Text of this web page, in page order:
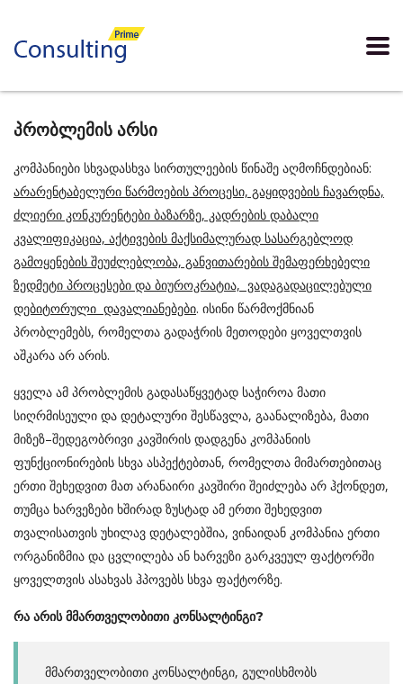
პრობლემის არსი
კომპანიები სხვადასხვა სირთულეების წინაშე აღმოჩნდებიან:
არარენტაბელური წარმოების პროცესი, გაყიდვების ჩავარდნა,
ძლიერი კონკურენტები ბაზარზე, კადრების დაბალი
კვალიფიკაცია, აქტივების მაქსიმალურად სასარგებლოდ
გამოყენების შეუძლებლობა, განვითარების შემაფერხებელი
ზედმეტი პროცესები და ბიუროკრატია, ვადაგადაცილებული
დებიტორული დავალიანებები. ისინი წარმოქმნიან
პრობლემებს, რომელთა გადაჭრის მეთოდები ყოველთვის
აშკარა არ არის.
ყველა ამ პრობლემის გადასაწყვეტად საჭიროა მათი
სიღრმისეული და დეტალური შესწავლა, გაანალიზება, მათი
მიზეზ–შედეგობრივი კავშირის დადგენა კომპანიის
ფუნქციონირების სხვა ასპექტებთან, რომელთა მიმართებითაც
ერთი შეხედვით მათ არანაირი კავშირი შეიძლება არ ჰქონდეთ,
თუმცა ხარვეზები ხშირად ზუსტად ამ ერთი შეხედვით
თვალისათვის უხილავ დეტალებშია, ვინაიდან კომპანია ერთი
ორგანიზმია და ცვლილება ან ხარვეზი გარკვეულ ფაქტორში
ყოველთვის ასახვას ჰპოვებს სხვა ფაქტორზე.
რა არისმმართველობითი კონსალტინგი?
მმართველობითი კონსალტინგი, გულისხმობს